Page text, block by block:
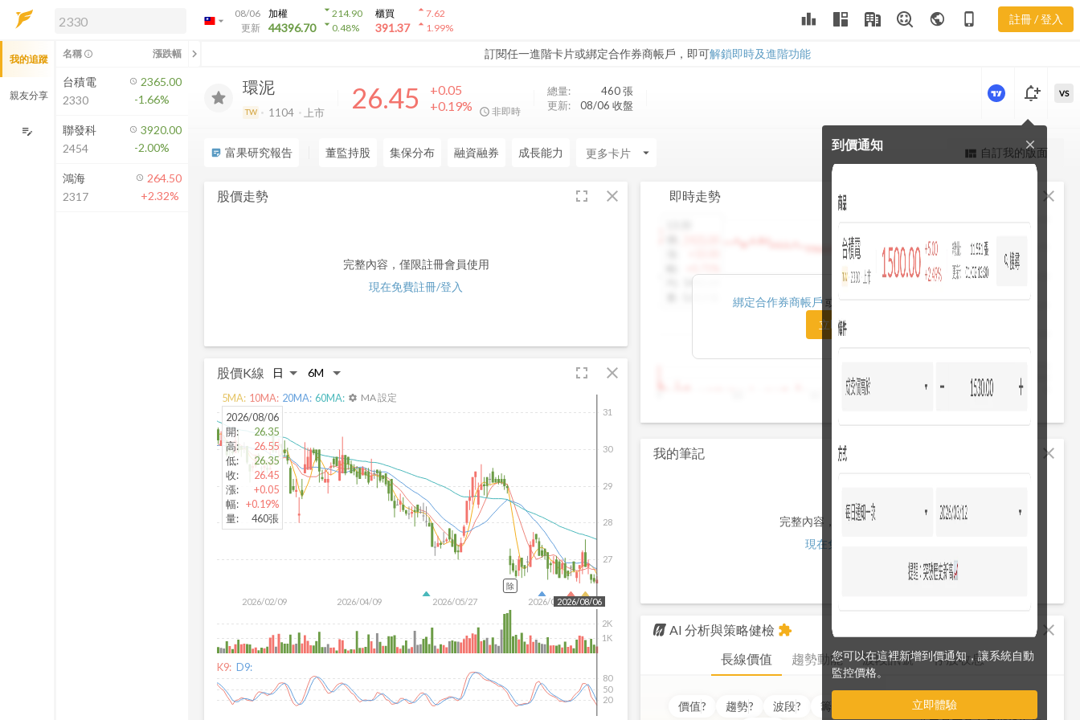
arrow_drop_down
08/06
更新
加權
44396.70
arrow_drop_down214.90
arrow_drop_down0.48%
櫃買
391.37
arrow_drop_up7.62
arrow_drop_up1.99% leaderboard public phone_iphone 註冊 / 登入
訂閱任一進階卡片或綁定合作券商帳戶，即可解鎖即時及進階功能
解鎖即時行情及進階功能
方案」，即可解鎖以下功能：
即時行情
即時市況與排行
成交金額熱力圖
前往方案訂閱
如何綁定合作券商
1104
環泥
TW 1104 上市 26.45
+0.05
+0.19%
非即時
總量: 460張
更新:
08/06 收盤
更強大的進階價量圖表
notification_add
到價通知
您可以在這裡新增到價通知，讓系統自動
監控價格。
立即體驗
close
VS
sticky_note_2 富果研究報告 董監持股 集保分布 融資融券 成長能力 arrow_drop_down view_quilt 自訂我的版面
股價走勢 fullscreen close
完整內容，僅限註冊會員使用
現在免費註冊/登入
股價K線 fullscreen close
2026/02/09 2026/04/09 2026/05/27 2026/07/15
27
28
29
30
31
2026/08/06
1K
2K
2026/08/06
開:
26.35
高:
26.55
低:
26.35
收:
26.45
漲:
+0.05
幅: +0.19%
量: 460張
5MA: 10MA: 20MA: 60MA: settings MA 設定
除
K9: D9:
20
50
80
即時走勢 close
13
1420.00
13:30
綁定合作券商帳戶 或「訂閱任一方案」即可解鎖
立即前往訂閱
我的筆記 close
完整內容，僅限註冊會員使用
現在免費註冊/登入
AI 分析與策略健檢 close
extension
長線價值 趨勢動能 波段訊號 存股收息
價值? 趨勢? 波段? 籌碼 價值??
我的追蹤
親友分享
edit_note
名稱 info_outline 漲跌幅 chevron_left
台積電
2330
2365.00
-1.66%
聯發科
2454
3920.00
-2.00%
鴻海
2317
264.50
+2.32%